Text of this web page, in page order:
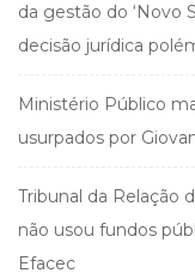
da gestão do ‘Novo
decisão jurídica
Ministério Público
usurpados por
Tribunal da Relação
não usou fundos
Efacec